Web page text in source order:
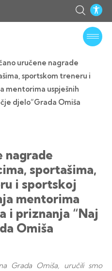
uručene nagrade
sportskom treneru i
mentorima uspješnih
djelo”Grada Omiša
nagrade
sportašima,
i sportskoj
mentorima
i priznanja “Naj
Omiša
Grada Omiša, uručili smo